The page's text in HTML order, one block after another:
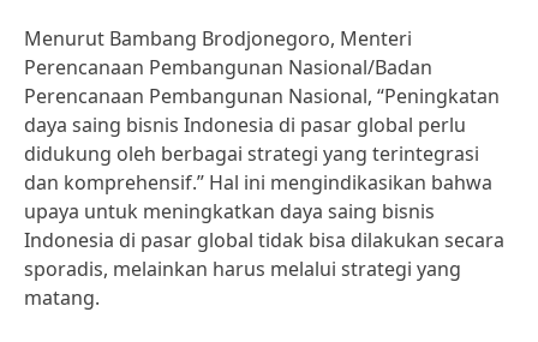
Menurut Bambang Brodjonegoro, Menteri
Perencanaan Pembangunan Nasional/Badan
Perencanaan Pembangunan Nasional, “Peningkatan
daya saing bisnis Indonesia di pasar global perlu
didukung oleh berbagai strategi yang terintegrasi
dan komprehensif.” Hal ini mengindikasikan bahwa
upaya untuk meningkatkan daya saing bisnis
Indonesia di pasar global tidak bisa dilakukan secara
sporadis, melainkan harus melalui strategi yang
matang.